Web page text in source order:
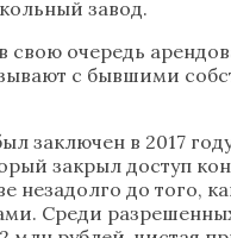
завод.
свою очередь
с бывшими
заключен в 2017
закрыл доступ
до того,
Среди